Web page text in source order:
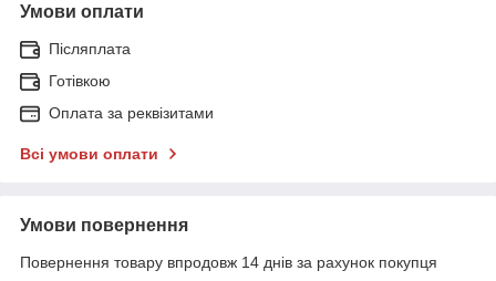
Умови оплати
Післяплата
Готівкою
Оплата за реквізитами
Всі умови оплати
Умови повернення
Повернення товару впродовж 14 днів за рахунок покупця